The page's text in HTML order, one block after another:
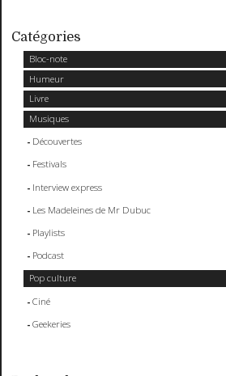
Catégories
Bloc-note
Humeur
Livre
Musiques
Découvertes
Festivals
Interview express
Les Madeleines de Mr Dubuc
Playlists
Podcast
Pop culture
Ciné
Geekeries